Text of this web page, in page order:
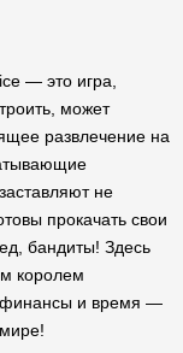
— это игра,
может
развлечение на
не
прокачать свои
бандиты! Здесь
королем
финансы и время —